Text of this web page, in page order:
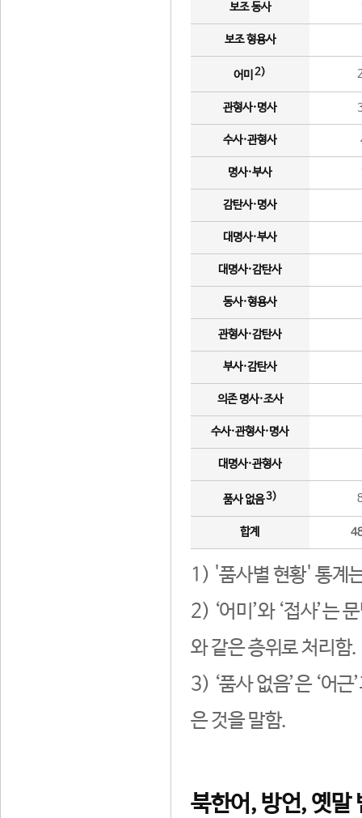
보조 동사
보조 형용사
어미 2)
관형사·명사
수사·관형사
명사·부사
감탄사·명사
대명사·부사
대명사·감탄사
동사·형용사
관형사·감탄사
부사·감탄사
의존 명사·조사
수사·관형사·명사
대명사·관형사
품사 없음3)
합계
1) '품사별 현황' 통계
2) ‘어미’와 ‘접사’는
와 같은 층위로 처리함.
3) ‘품사 없음’은 ‘어
은 것을 말함.
북한어, 방언, 옛말